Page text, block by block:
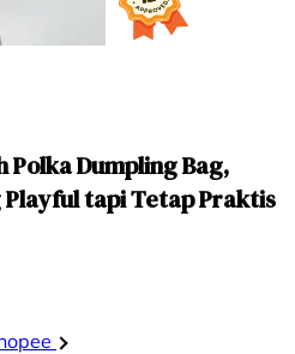
Polka Dumpling Bag,
tapi Tetap Praktis